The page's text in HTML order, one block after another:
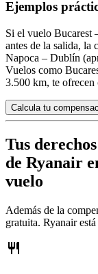
Ejemplos
Si el vuelo Bucarest
antes de la salida, la
Napoca – Dublín
Vuelos como
3.500 km, te ofrecen
Calcula tu
Tus
de Ryanair
vuelo
Además de la
gratuita. Ryanair